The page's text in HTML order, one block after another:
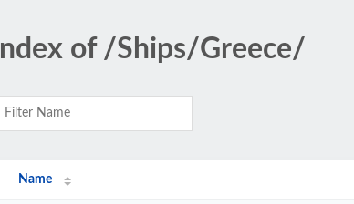
Index of /Ships/Greece/
Name